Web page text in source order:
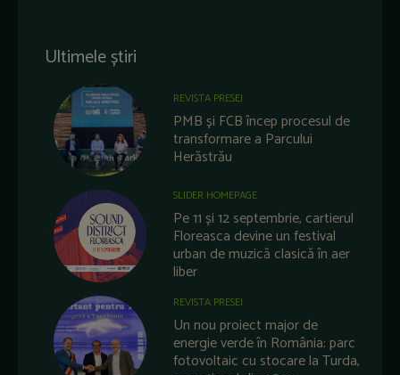
Ultimele știri
REVISTA PRESEI
PMB și FCB încep procesul de
transformare a Parcului
Herăstrău
SLIDER HOMEPAGE
Pe 11 și 12 septembrie, cartierul
Floreasca devine un festival
urban de muzică clasică în aer
liber
REVISTA PRESEI
Un nou proiect major de
energie verde în România: parc
fotovoltaic cu stocare la Turda,